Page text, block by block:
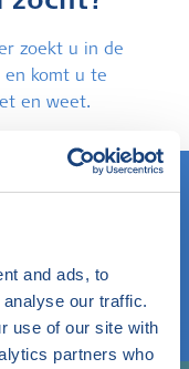
and ads, to
our traffic.
use of our site with
partners who
zoekt u in de
en komt u te
en weet.